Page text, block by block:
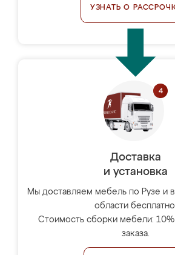
УЗНАТЬ О
Доставка
и установка
Мы доставляем мебель по Рузе и
области
Стоимость сборки мебели:
заказа.